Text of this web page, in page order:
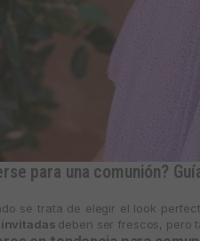
para una comunión?
se trata de elegir el look
deben ser frescos, pero